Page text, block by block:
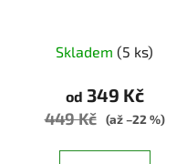
Skladem (5 ks)
od 349 Kč
449 Kč (až –22 %)